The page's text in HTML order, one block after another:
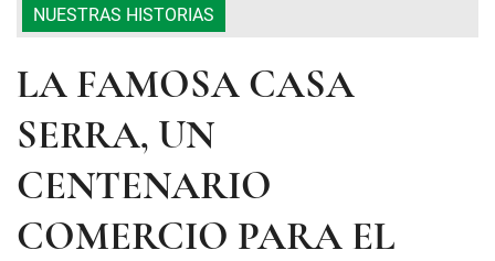
NUESTRAS HISTORIAS
LA FAMOSA CASA
SERRA, UN
CENTENARIO
COMERCIO PARA EL